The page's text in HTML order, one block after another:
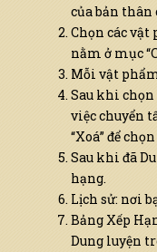
của bản
Chọn các vật
nằm ở mục
Mỗi vật
Sau khi chọn
việc chuyển
“Xoá” để
Sau khi đã
hạng.
Lịch sử: nơi
Bảng Xếp
Dung luyện